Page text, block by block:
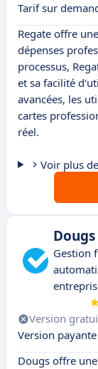
Tarif sur
Regate offre
dépenses
processus,
et sa facilité
avancées, les
cartes
réel.
Voir plus
Dougs
Gestion
Version
Version
Dougs offre